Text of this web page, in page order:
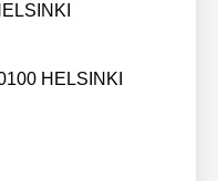
HELSINKI